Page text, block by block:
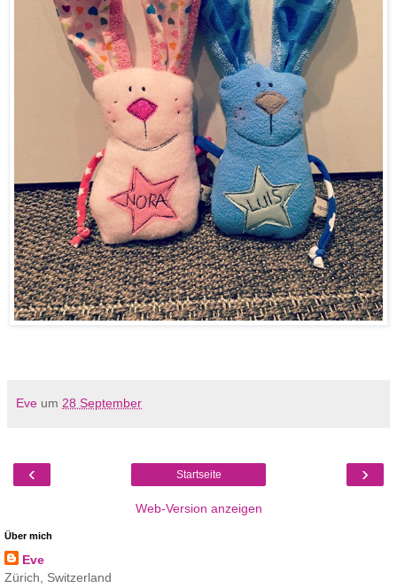
Eve um 28 September
‹ ›
Startseite
Web-Version anzeigen
Über mich
Eve
Zürich, Switzerland